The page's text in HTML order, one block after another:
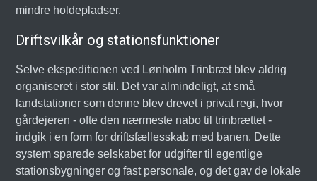
mindre holdepladser.
Driftsvilkår og stationsfunktioner
Selve ekspeditionen ved Lønholm Trinbræt blev aldrig
organiseret i stor stil. Det var almindeligt, at små
landstationer som denne blev drevet i privat regi, hvor
gårdejeren - ofte den nærmeste nabo til trinbrættet -
indgik i en form for driftsfællesskab med banen. Dette
system sparede selskabet for udgifter til egentlige
stationsbygninger og fast personale, og det gav de lokale